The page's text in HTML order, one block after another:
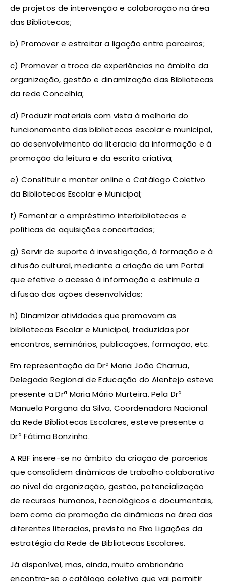
de projetos de intervenção e colaboração na área
das Bibliotecas;
b) Promover e estreitar a ligação entre parceiros;
c) Promover a troca de experiências no âmbito da
organização, gestão e dinamização das Bibliotecas
da rede Concelhia;
d) Produzir materiais com vista à melhoria do
funcionamento das bibliotecas escolar e municipal,
ao desenvolvimento da literacia da informação e à
promoção da leitura e da escrita criativa;
e) Constituir e manter online o Catálogo Coletivo
da Bibliotecas Escolar e Municipal;
f) Fomentar o empréstimo interbibliotecas e
políticas de aquisições concertadas;
g) Servir de suporte à investigação, à formação e à
difusão cultural, mediante a criação de um Portal
que efetive o acesso à informação e estimule a
difusão das ações desenvolvidas;
h) Dinamizar atividades que promovam as
bibliotecas Escolar e Municipal, traduzidas por
encontros, seminários, publicações, formação, etc.
Em representação da Drª Maria João Charrua,
Delegada Regional de Educação do Alentejo esteve
presente a Drª Maria Mário Murteira. Pela Drª
Manuela Pargana da Silva, Coordenadora Nacional
da Rede Bibliotecas Escolares, esteve presente a
Drª Fátima Bonzinho.
A RBF insere-se no âmbito da criação de parcerias
que consolidem dinâmicas de trabalho colaborativo
ao nível da organização, gestão, potencialização
de recursos humanos, tecnológicos e documentais,
bem como da promoção de dinâmicas na área das
diferentes literacias, prevista no Eixo Ligações da
estratégia da Rede de Bibliotecas Escolares.
Já disponível, mas, ainda, muito embrionário
encontra-se o catálogo coletivo que vai permitir